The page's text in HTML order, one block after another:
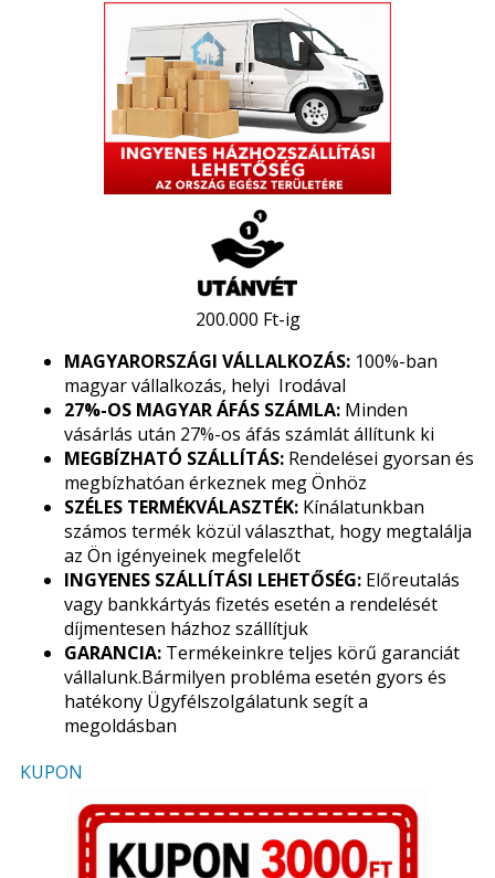
200.000 Ft-ig
MAGYARORSZÁGI VÁLLALKOZÁS: 100%-ban
magyar vállalkozás, helyi Irodával
27%-OS MAGYAR ÁFÁS SZÁMLA: Minden
vásárlás után 27%-os áfás számlát állítunk ki
MEGBÍZHATÓ SZÁLLÍTÁS: Rendelései gyorsan és
megbízhatóan érkeznek meg Önhöz
SZÉLES TERMÉKVÁLASZTÉK: Kínálatunkban
számos termék közül választhat, hogy megtalálja
az Ön igényeinek megfelelőt
INGYENES SZÁLLÍTÁSI LEHETŐSÉG: Előreutalás
vagy bankkártyás fizetés esetén a rendelését
díjmentesen házhoz szállítjuk
GARANCIA: Termékeinkre teljes körű garanciát
vállalunk.Bármilyen probléma esetén gyors és
hatékony Ügyfélszolgálatunk segít a
megoldásban
KUPON